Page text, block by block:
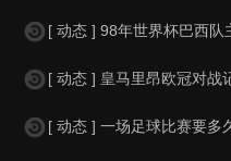
[ 动态 ] 98年世界杯巴西队主教
[ 动态 ] 皇马里昂欧冠对战记录,
[ 动态 ] 一场足球比赛要多